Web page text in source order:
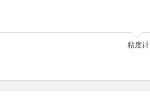
粘度计